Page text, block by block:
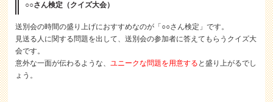
○○さん検定（クイズ大会）
送別会の時間の盛り上げにおすすめなのが「○○さん検定」です。
見送る人に関する問題を出して、送別会の参加者に答えてもらうクイズ大
会です。
意外な一面が伝わるような、ユニークな問題を用意する と盛り上がるでし
ょう。